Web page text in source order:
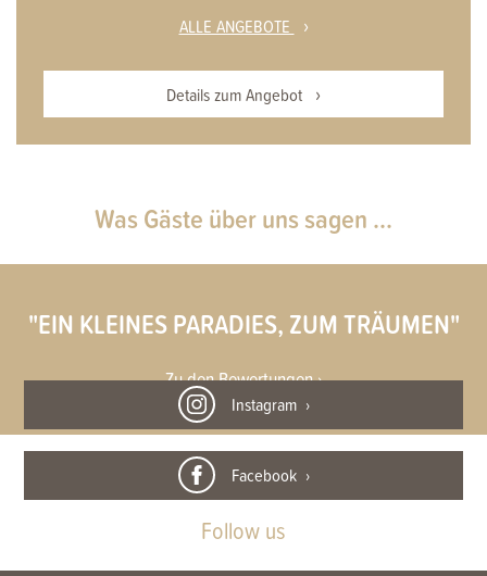
ALLE ANGEBOTE
Details zum Angebot
Was Gäste über uns sagen ...
"EIN KLEINES PARADIES, ZUM TRÄUMEN"
Zu den Bewertungen ›
Instagram
Facebook
Follow us